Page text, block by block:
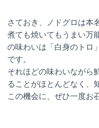
さておき、ノドグロは本
煮ても焼いてもうまい万
の味わいは「白身のトロ
です。
それほどの味わいながら
ることがほとんどなく、
この機会に、ぜひ一度お